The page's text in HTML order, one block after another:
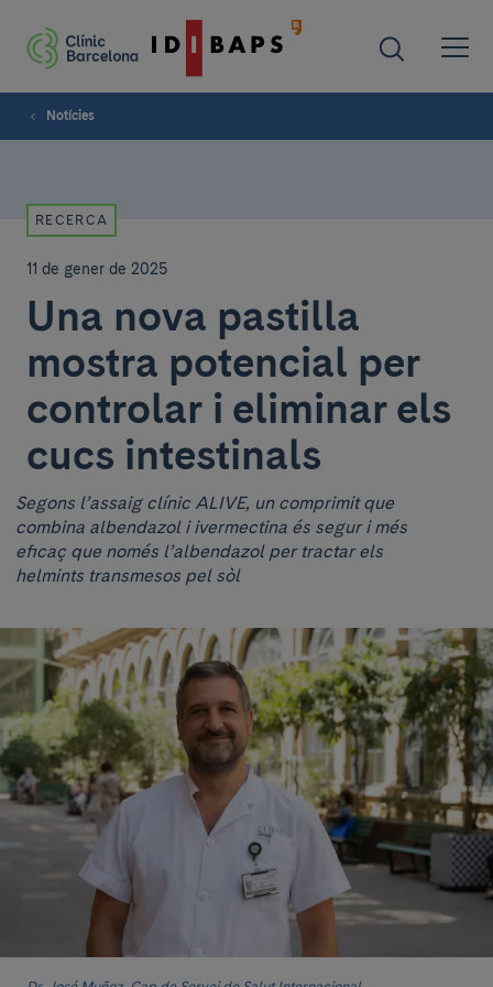
Notícies
RECERCA
11 de gener de 2025
Una nova pastilla
mostra potencial per
controlar i eliminar els
cucs intestinals
Segons l’assaig clínic ALIVE, un comprimit que
combina albendazol i ivermectina és segur i més
eficaç que només l’albendazol per tractar els
helmints transmesos pel sòl